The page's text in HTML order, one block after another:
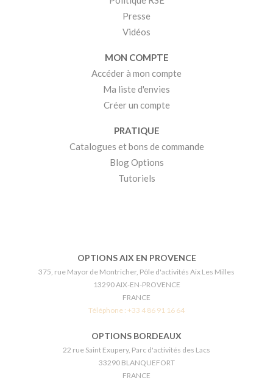
Presse
Vidéos
MON COMPTE
Accéder à mon compte
Ma liste d'envies
Créer un compte
PRATIQUE
Catalogues et bons de commande
Blog Options
Tutoriels
OPTIONS AIX EN PROVENCE
375, rue Mayor de Montricher, Pôle d'activités Aix Les Milles
13290 AIX-EN-PROVENCE
FRANCE
Téléphone : +33 4 86 91 16 64
OPTIONS BORDEAUX
22 rue Saint Exupery, Parc d'activités des Lacs
33290 BLANQUEFORT
FRANCE